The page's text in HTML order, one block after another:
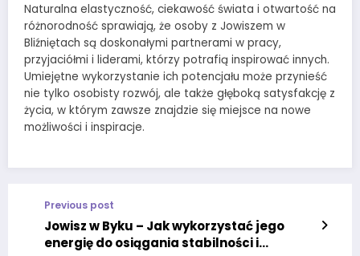
Naturalna elastyczność, ciekawość świata i otwartość na
różnorodność sprawiają, że osoby z Jowiszem w
Bliźniętach są doskonałymi partnerami w pracy,
przyjaciółmi i liderami, którzy potrafią inspirować innych.
Umiejętne wykorzystanie ich potencjału może przynieść
nie tylko osobisty rozwój, ale także głęboką satysfakcję z
życia, w którym zawsze znajdzie się miejsce na nowe
możliwości i inspiracje.
Previous post
Jowisz w Byku – Jak wykorzystać jego
energię do osiągania stabilności i